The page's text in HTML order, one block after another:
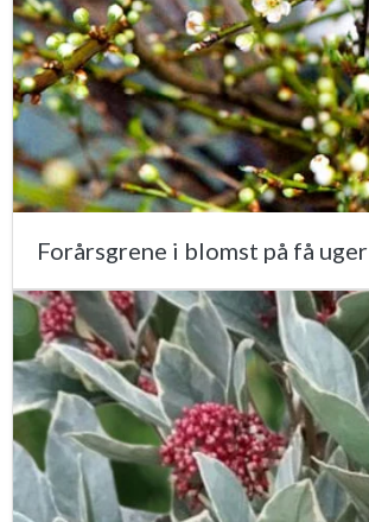
Forårsgrene i blomst på få uger